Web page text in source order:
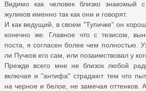
Видимо как человек близко знакомый
жуликов именно так как они и говорят.
И как ведущий, в своем "Тупичке" он
конечно же. Главное что с тезисом,
поста, я согласен более чем полностью.
ли Пучков его сам, или позаимствовал у
Прежде всего мне не близок любой
включая и "антифа" страдают тем что
на черное и белое, не замечая оттенков.